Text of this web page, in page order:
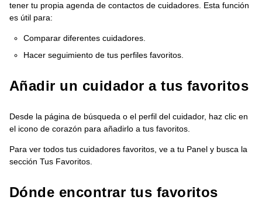
tener tu propia agenda de contactos de cuidadores. Esta función
es útil para:
Comparar diferentes cuidadores.
Hacer seguimiento de tus perfiles favoritos.
Añadir un cuidador a tus favoritos
Desde la página de búsqueda o el perfil del cuidador, haz clic en
el icono de corazón para añadirlo a tus favoritos.
Para ver todos tus cuidadores favoritos, ve a tu Panel y busca la
sección Tus Favoritos.
Dónde encontrar tus favoritos